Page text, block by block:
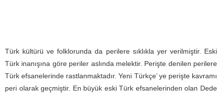
Türk kültürü ve folklorunda da perilere sıklıkla yer verilmiştir. Eski
Türk inanışına göre periler aslında melektir. Perişte denilen perilere
Türk efsanelerinde rastlanmaktadır. Yeni Türkçe’ ye perişte kavramı
peri olarak geçmiştir. En büyük eski Türk efsanelerinden olan Dede